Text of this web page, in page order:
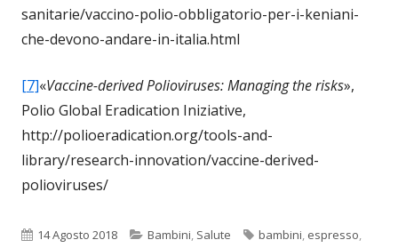
sanitarie/vaccino-polio-obbligatorio-per-i-keniani-
che-devono-andare-in-italia.html
[7]«Vaccine-derived Polioviruses: Managing the risks»,
Polio Global Eradication Iniziative,
http://polioeradication.org/tools-and-
library/research-innovation/vaccine-derived-
polioviruses/
Pubblicato
14 Agosto 2018 Categorie
Bambini, Salute Tag
bambini, espresso,